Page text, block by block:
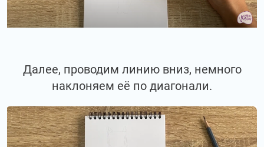
Далее, проводим линию вниз, немного
наклоняем её по диагонали.